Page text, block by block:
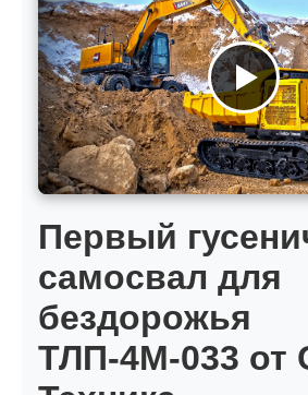
Первый
самосвал для
бездорожья
ТЛП-4М-033 от